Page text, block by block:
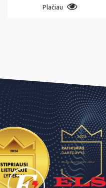
Plačiau